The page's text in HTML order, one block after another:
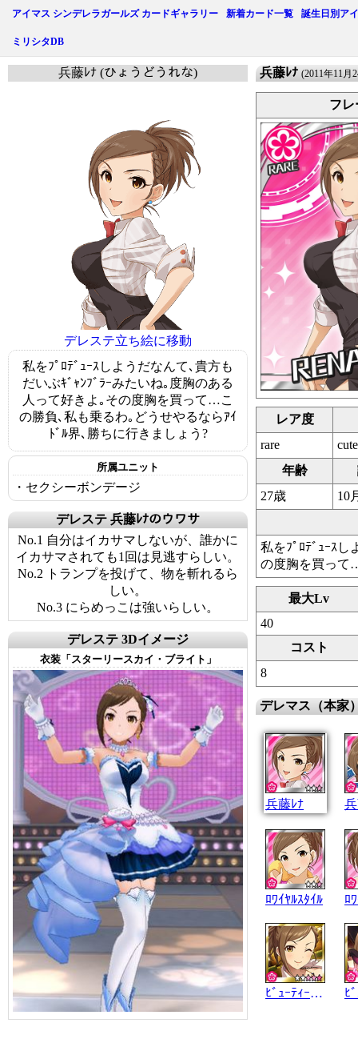
アイマス シンデレラガールズ カードギャラリー 新着カード一覧 誕生日別ア
ミリシタDB
兵藤ﾚﾅ (2011年11月
フレ
レア度
rare
cute
年齢
27歳
10
私をﾌﾟﾛﾃﾞｭｰｽし
の度胸を買って
最大Lv
40
コスト
8
デレマス（本家
兵藤ﾚﾅ
ﾛﾜｲﾔﾙｽﾀｲﾙ ﾛ
ﾋﾞｭｰﾃｨｰｳｨｯﾁ
兵藤ﾚﾅ (ひょうどうれな)
デレステ立ち絵に移動
私をﾌﾟﾛﾃﾞｭｰｽしようだなんて､貴方も
だいぶｷﾞｬﾝﾌﾞﾗｰみたいね｡度胸のある
人って好きよ｡その度胸を買って…こ
の勝負､私も乗るわ｡どうせやるならｱｲ
ﾄﾞﾙ界､勝ちに行きましょう?
所属ユニット
・セクシーボンデージ
デレステ 兵藤ﾚﾅのウワサ
No.1 自分はイカサマしないが、誰かに
イカサマされても1回は見逃すらしい。
No.2 トランプを投げて、物を斬れるら
しい。
No.3 にらめっこは強いらしい。
デレステ 3Dイメージ
衣装「スターリースカイ・ブライト」